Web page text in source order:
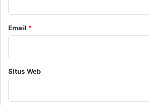
Email *
Situs Web